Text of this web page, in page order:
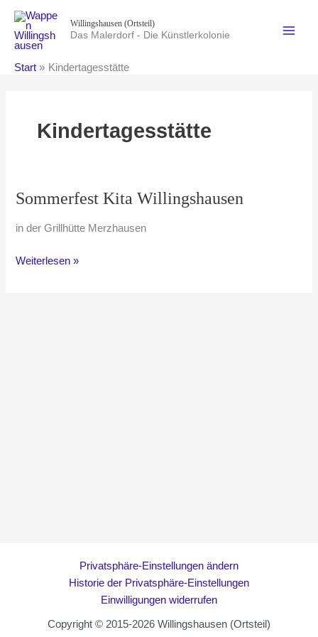
Inhalt
springen
Willingshausen (Ortsteil)
Das Malerdorf - Die Künstlerkolonie
Start Kindertagesstätte
Kindertagesstätte
Sommerfest Kita Willingshausen
in der Grillhütte Merzhausen
Sommerfest
Weiterlesen »
Privatsphäre-Einstellungen ändern
Historie der Privatsphäre-Einstellungen
Einwilligungen widerrufen
Copyright © 2015-2026 Willingshausen (Ortsteil)